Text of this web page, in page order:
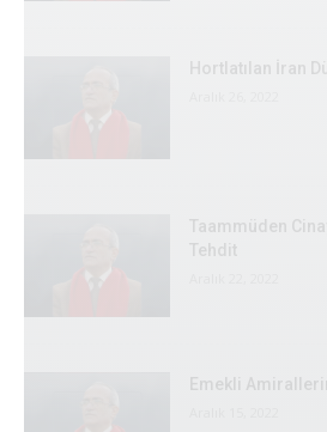
Hortlatılan İran
Taammüden
Tehdit
Emekli